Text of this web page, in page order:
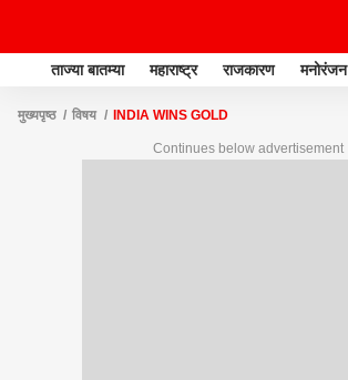
ताज्या बातम्या महाराष्ट्र राजकारण मनोरंजन
मुख्यपृष्ठ विषय INDIA WINS GOLD
Continues below advertisement